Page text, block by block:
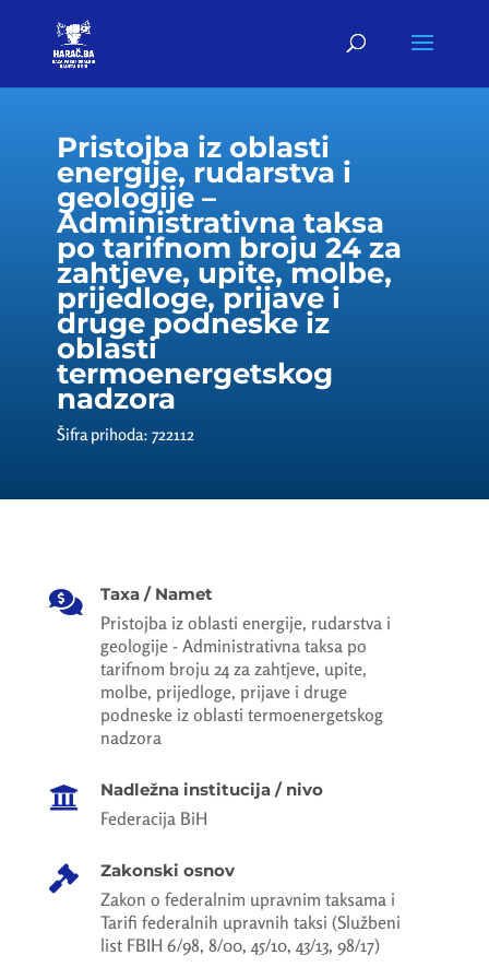
Pristojba iz oblasti
energije, rudarstva i
geologije –
Administrativna taksa
po tarifnom broju 24 za
zahtjeve, upite, molbe,
prijedloge, prijave i
druge podneske iz
oblasti
termoenergetskog
nadzora
Šifra prihoda: 722112
 Taxa / Namet
Pristojba iz oblasti energije, rudarstva i
geologije - Administrativna taksa po
tarifnom broju 24 za zahtjeve, upite,
molbe, prijedloge, prijave i druge
podneske iz oblasti termoenergetskog
nadzora
 Nadležna institucija / nivo
Federacija BiH
 Zakonski osnov
Zakon o federalnim upravnim taksama i
Tarifi federalnih upravnih taksi (Službeni
list FBIH 6/98, 8/00, 45/10, 43/13, 98/17)